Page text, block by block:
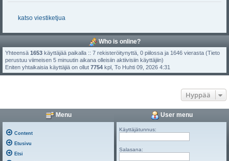
katso viestiketjua
Who is online?
Yhteensä 1653 käyttäjää paikalla :: 7 rekisteröitynyttä, 0 piilossa ja 1646 vierasta (Tieto
perustuu viimeisen 5 minuutin aikana olleisiin aktiivisiin käyttäjiin)
Eniten yhtaikaisia käyttäjiä on ollut 7754 kpl, To Huhti 09, 2026 4:31
Hyppää
Menu
Content
Etusivu
Etsi
User menu
Käyttäjätunnus:
Salasana: